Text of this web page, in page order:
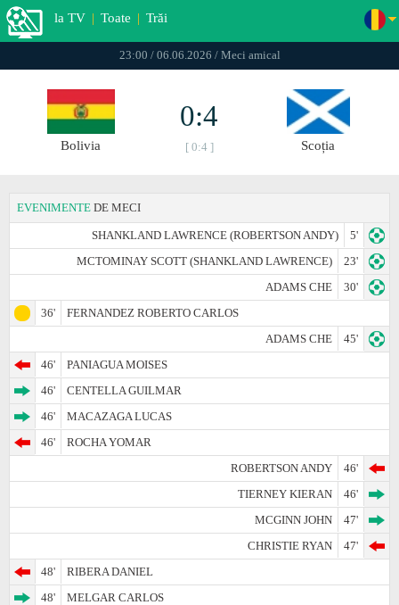
la TV | Toate | Trăi
23:00 / 06.06.2026 / Meci amical
Bolivia
0:4
[ 0:4 ] Scoția
EVENIMENTE DE MECI
SHANKLAND LAWRENCE (ROBERTSON ANDY)
5'
MCTOMINAY SCOTT (SHANKLAND LAWRENCE)
23'
ADAMS CHE
30'
36'
FERNANDEZ ROBERTO CARLOS
ADAMS CHE
45'
46'
PANIAGUA MOISES
46'
CENTELLA GUILMAR
46'
MACAZAGA LUCAS
46'
ROCHA YOMAR
ROBERTSON ANDY
46'
TIERNEY KIERAN
46'
MCGINN JOHN
47'
CHRISTIE RYAN
47'
48'
RIBERA DANIEL
48'
MELGAR CARLOS